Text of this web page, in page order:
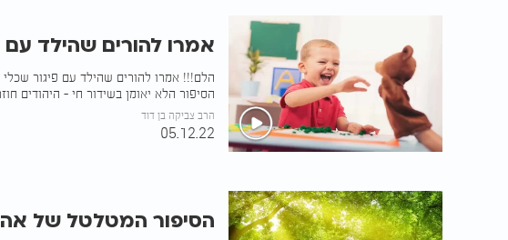
אמרו להורים שהילד עם
הלם!!! אמרו להורים שהילד עם פיגור
הסיפור הלא יאומן בשידור חי - היהודים
הרב צביקה בן דוד
05.12.22
הסיפור המטלטל של